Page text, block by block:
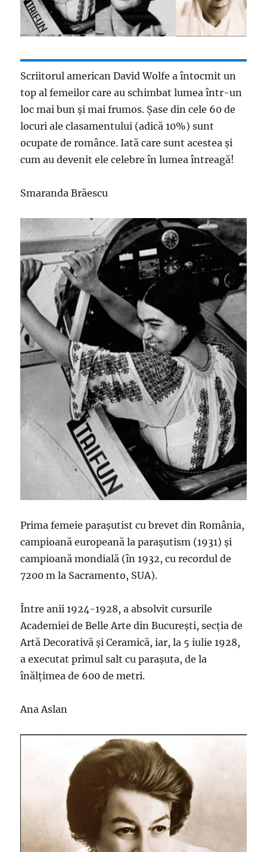
Scriitorul american David Wolfe a întocmit un
top al femeilor care au schimbat lumea într-un
loc mai bun și mai frumos. Șase din cele 60 de
locuri ale clasamentului (adică 10%) sunt
ocupate de românce. Iată care sunt acestea și
cum au devenit ele celebre în lumea întreagă!
Smaranda Brăescu
Prima femeie parașutist cu brevet din România,
campioană europeană la parașutism (1931) și
campioană mondială (în 1932, cu recordul de
7200 m la Sacramento, SUA).
Între anii 1924-1928, a absolvit cursurile
Academiei de Belle Arte din București, secția de
Artă Decorativă și Ceramică, iar, la 5 iulie 1928,
a executat primul salt cu parașuta, de la
înălțimea de 600 de metri.
Ana Aslan